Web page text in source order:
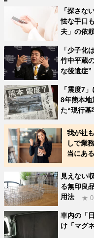
「探さな
怯な手口
夫」の依
「少子化
竹中平蔵
な後遺症”
「震度7
8年熊本地
た“現行基
我が社
しで業
当にあ
見えない
る無印良
用法
★ 0
車内の「
け「マグ